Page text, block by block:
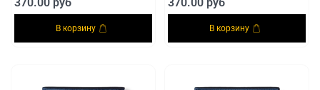
370.00 руб
В корзину
370.00 руб
В корзину